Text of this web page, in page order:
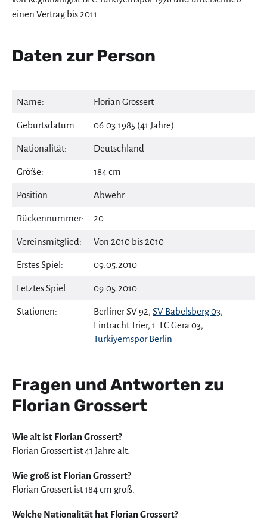
einen Vertrag bis 2011.
Daten zur Person
Name: Florian Grossert
Geburtsdatum: 06.03.1985 (41 Jahre)
Nationalität: Deutschland
Größe: 184 cm
Position: Abwehr
Rückennummer: 20
Vereinsmitglied: Von 2010 bis 2010
Erstes Spiel: 09.05.2010
Letztes Spiel: 09.05.2010
Stationen: Berliner SV 92, SV Babelsberg 03,
Eintracht Trier, 1. FC Gera 03,
Türkiyemspor Berlin
Fragen und Antworten zu
Florian Grossert
Wie alt ist Florian Grossert?
Florian Grossert ist 41 Jahre alt.
Wie groß ist Florian Grossert?
Florian Grossert ist 184 cm groß.
Welche Nationalität hat Florian Grossert?